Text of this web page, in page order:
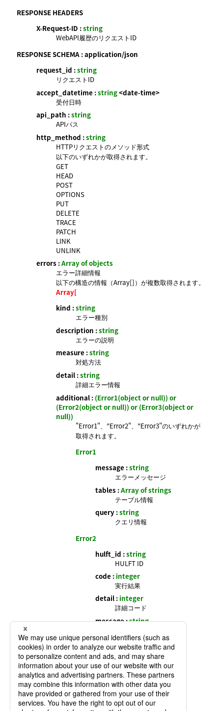
RESPONSE HEADERS
X-Request-ID :string
WebAPI履歴のリクエストID
RESPONSE SCHEMA :application/json
request_id :string
リクエストID
accept_datetime :string<date-time>
受付日時
api_path :string
APIパス
http_method :string
HTTPリクエストのメソッド形式
以下のいずれかが取得されます。
GET
HEAD
POST
OPTIONS
PUT
DELETE
TRACE
PATCH
LINK
UNLINK
errors :Array of objects
エラー詳細情報
以下の構造の情報（Array[]）が複数取得されます。
Array[
kind :string
エラー種別
description :string
エラーの説明
measure :string
対処方法
detail :string
詳細エラー情報
additional : (Error1(object or null)) or
(Error2(object or null)) or (Error3(object or
null))
"Error1"、"Error2"、"Error3"のいずれかが
取得されます。
Error1
message :string
エラーメッセージ
tables :Array of strings
テーブル情報
query :string
クエリ情報
Error2
hulft_id :string
HULFT ID
code : integer
実行結果
detail : integer
詳細コード
message :string
Error3
message :string
エラーメッセージ
fields :string
クエリ情報